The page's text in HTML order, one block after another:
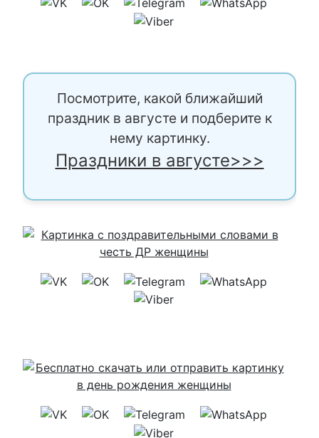
Посмотрите, какой ближайший
праздник в августе и подберите к
нему картинку.
Праздники в августе>>>